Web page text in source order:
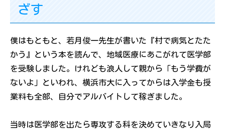
ざす
僕はもともと、若月俊一先生が書いた『村で病気とたた
かう』という本を読んで、地域医療にあこがれて医学部
を受験しました。けれども浪人して親から「もう学費が
ないよ」といわれ、横浜市大に入ってからは入学金も授
業料も全部、自分でアルバイトして稼ぎました。
当時は医学部を出たら専攻する科を決めていきなり入局